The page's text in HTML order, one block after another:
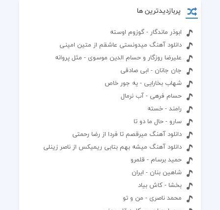
پربازدیدترین ها
ابوذر ماندگار - گوزوم اوسته
دانلود آهنگ میدونستی عاشقم از متین امینی
علیرضا روزگار و حسام الدین موسوی - مثل پروانه
جان جانان - ابی صادقی
شهاب بخارایی - یه جور خاص
حسام فرهی - آب نرمال
رامند - خسته
سارو - حال ما دو تا
دانلود آهنگ میرقصم تا فردا از رضا رحمتی
دانلود آهنگ میشه بهم بتابی ریمیکس از ناصر زینلی
حمید برسام - قلمرو
شاهین بنان - ایران
بخشا - کاش بیاد
محمد ناصری - من و تو